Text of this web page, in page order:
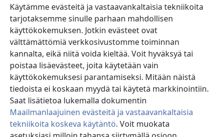
Käytämme evästeitä ja vastaavankaltaisia tekniikoita
tarjotaksemme sinulle parhaan mahdollisen
käyttökokemuksen. Jotkin evästeet ovat
välttämättömiä verkkosivustomme toiminnan
kannalta, eikä niitä voida kieltää. Voit hyväksyä tai
poistaa lisäevästeet, joita käytetään vain
käyttökokemuksesi parantamiseksi. Mitään näistä
tiedoista ei koskaan myydä tai käytetä markkinointiin.
Saat lisätietoa lukemalla dokumentin
Maailmanlaajuinen evästeitä ja vastaavankaltaisia
tekniikoita koskeva käytäntö. Voit muokata
(avaa
uuden
ikkunan)Vartiotornin VERKKOKIRJASTO
(avaa
uuden
ikkunan)JW Hub
(avaa
uuden
ikkunan)JW Library ®
Watchtower Library